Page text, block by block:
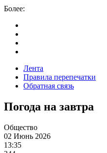
Более:
Лента
Правила перепечатки
Обратная связь
Погода на завтра
Общество
02 Июнь 2026
13:35